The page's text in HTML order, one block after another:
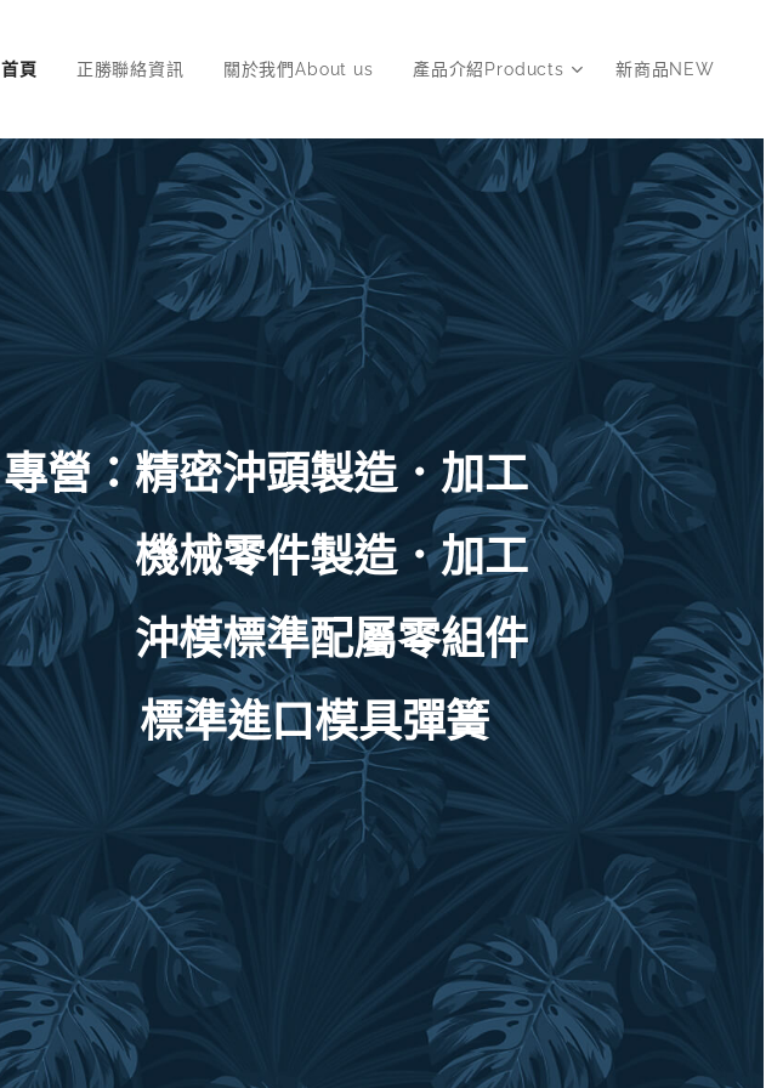
首頁 正勝聯絡資訊 關於我們About us 產品介紹Products 新商品NEW
專營：精密沖頭製造．加工
機械零件製造．加工
沖模標準配屬零組件
標準進口模具彈簧